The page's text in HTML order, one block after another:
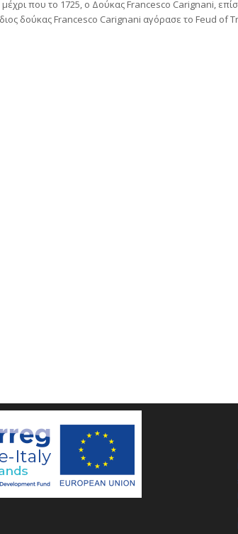
που το 1725, ο Δούκας Francesco Carignani,
δούκας Francesco Carignani αγόρασε το Feud of